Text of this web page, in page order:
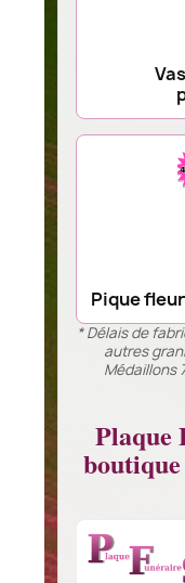
Pique
* Délais de
autres
Médaillons
Plaque